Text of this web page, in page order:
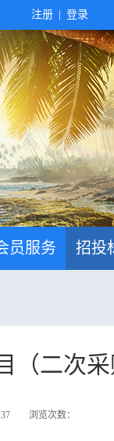
注册 登录
员服务 招投
（二次
浏览次数：